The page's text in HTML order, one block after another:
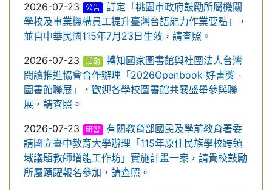
2026-07-23
公告
訂定「桃園市政府鼓勵所屬機關
學校及事業機構員工提升臺灣台語能力作業要點」，
並自中華民國115年7月23日生效，請查照。
2026-07-23
活動
轉知國家圖書館與社團法人台灣
閱讀推進協會合作辦理「2026Openbook 好書獎 ‧
圖書館聯展」，歡迎各學校圖書館共襄盛舉參與聯
展，請查照。
2026-07-23
研習
有關教育部國民及學前教育署委
請國立臺中教育大學辦理「115年原住民族學校跨領
域議題教師增能工作坊」實施計畫一案，請貴校鼓勵
所屬踴躍報名參加，請查照。